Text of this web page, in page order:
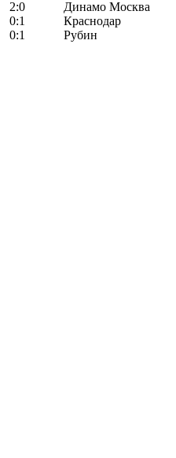
2:0
Динамо Москва
0:1
Краснодар
0:1
Рубин